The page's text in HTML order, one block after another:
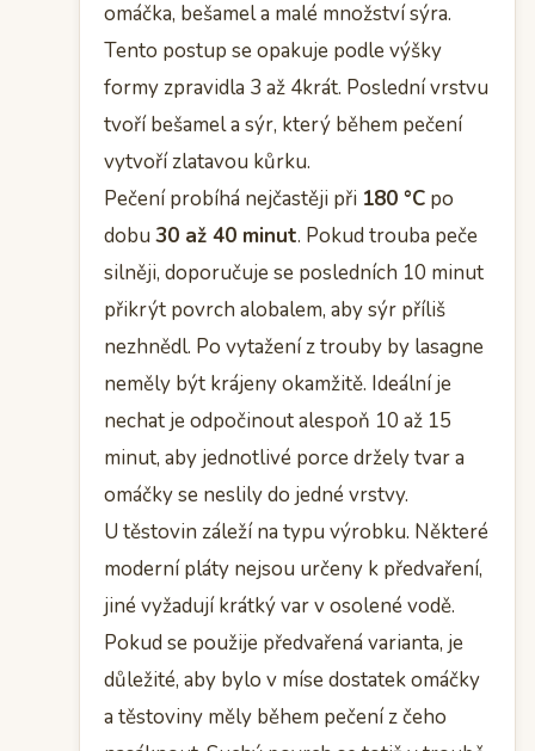
omáčka, bešamel a malé množství sýra.
Tento postup se opakuje podle výšky
formy zpravidla 3 až 4krát. Poslední vrstvu
tvoří bešamel a sýr, který během pečení
vytvoří zlatavou kůrku.
Pečení probíhá nejčastěji při 180 °C po
dobu 30 až 40 minut. Pokud trouba peče
silněji, doporučuje se posledních 10 minut
přikrýt povrch alobalem, aby sýr příliš
nezhnědl. Po vytažení z trouby by lasagne
neměly být krájeny okamžitě. Ideální je
nechat je odpočinout alespoň 10 až 15
minut, aby jednotlivé porce držely tvar a
omáčky se neslily do jedné vrstvy.
U těstovin záleží na typu výrobku. Některé
moderní pláty nejsou určeny k předvaření,
jiné vyžadují krátký var v osolené vodě.
Pokud se použije předvařená varianta, je
důležité, aby bylo v míse dostatek omáčky
a těstoviny měly během pečení z čeho